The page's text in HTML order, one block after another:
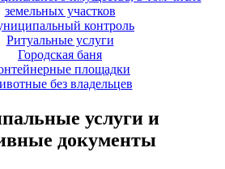
земельных участков
контроль
Ритуальные услуги
Городская баня
площадки
без владельцев
услуги и
документы